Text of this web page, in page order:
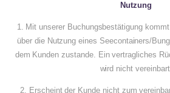
Nutzung
1. Mit unserer Buchungsbestätigung
über die Nutzung eines Seecontainers/
dem Kunden zustande. Ein vertragliches
wird nicht
2. Erscheint der Kunde nicht zum